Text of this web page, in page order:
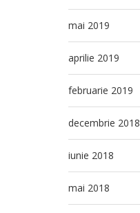
mai 2019
aprilie 2019
februarie 2019
decembrie 2018
iunie 2018
mai 2018